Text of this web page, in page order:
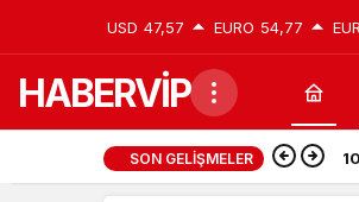
USD 47,57 EURO 54,77
HABERVİP
SON GELIŞMELER